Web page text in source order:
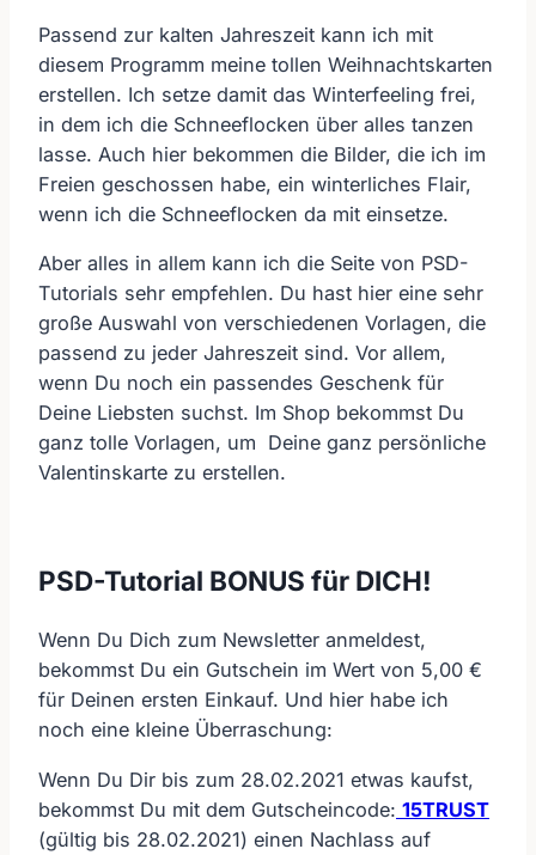
Passend zur kalten Jahreszeit kann ich mit
diesem Programm meine tollen Weihnachtskarten
erstellen. Ich setze damit das Winterfeeling frei,
in dem ich die Schneeflocken über alles tanzen
lasse. Auch hier bekommen die Bilder, die ich im
Freien geschossen habe, ein winterliches Flair,
wenn ich die Schneeflocken da mit einsetze.
Aber alles in allem kann ich die Seite von PSD-
Tutorials sehr empfehlen. Du hast hier eine sehr
große Auswahl von verschiedenen Vorlagen, die
passend zu jeder Jahreszeit sind. Vor allem,
wenn Du noch ein passendes Geschenk für
Deine Liebsten suchst. Im Shop bekommst Du
ganz tolle Vorlagen, um Deine ganz persönliche
Valentinskarte zu erstellen.
PSD-Tutorial BONUS für DICH!
Wenn Du Dich zum Newsletter anmeldest,
bekommst Du ein Gutschein im Wert von 5,00 €
für Deinen ersten Einkauf. Und hier habe ich
noch eine kleine Überraschung:
Wenn Du Dir bis zum 28.02.2021 etwas kaufst,
bekommst Du mit dem Gutscheincode: 15TRUST
(gültig bis 28.02.2021) einen Nachlass auf